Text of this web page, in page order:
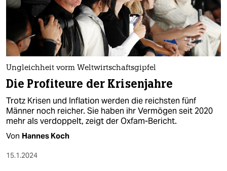
Ungleichheit vorm Weltwirtschaftsgipfel
Die Profiteure der Krisenjahre
Trotz Krisen und Inflation werden die reichsten fünf
Männer noch reicher. Sie haben ihr Vermögen seit 2020
mehr als verdoppelt, zeigt der Oxfam-Bericht.
Von Hannes Koch
15.1.2024